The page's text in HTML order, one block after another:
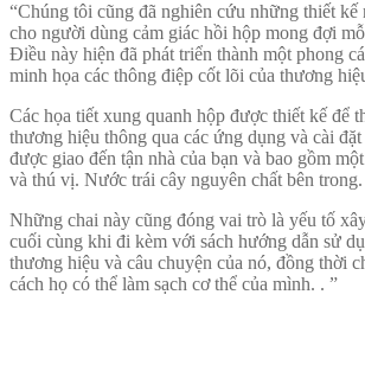
“Chúng tôi cũng đã nghiên cứu những thiết kế
cho người dùng cảm giác hồi hộp mong đợi
Điều này hiện đã phát triển thành một phong
minh họa các thông điệp cốt lõi của thương
Các họa tiết xung quanh hộp được thiết kế để
thương hiệu thông qua các ứng dụng và cài
được giao đến tận nhà của bạn và bao gồm
và thú vị. Nước trái cây nguyên chất bên trong.
Những chai này cũng đóng vai trò là yếu tố
cuối cùng khi đi kèm với sách hướng dẫn sử
thương hiệu và câu chuyện của nó, đồng thời
cách họ có thể làm sạch cơ thể của mình. . ”